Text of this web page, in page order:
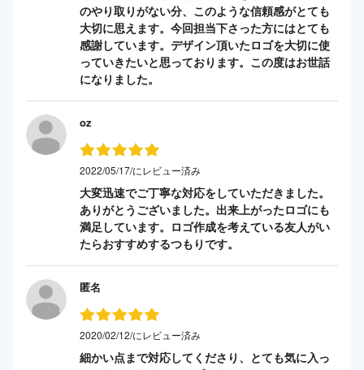
のやり取りがない分、このような信頼感がとても
大切に思えます。今回担当下さった方にはとても
感謝しています。デザイン頂いたロゴを大切に使
っていきたいと思っております。この度はお世話
になりました。
oz
2022/05/17/にレビュー済み
大変迅速でご丁寧な対応をしていただきました。
ありがとうございました。出来上がったロゴにも
満足しています。ロゴ作成を考えている友人がい
たらおすすめするつもりです。
匿名
2020/02/12/にレビュー済み
細かい点まで対応してくださり、とても気に入っ